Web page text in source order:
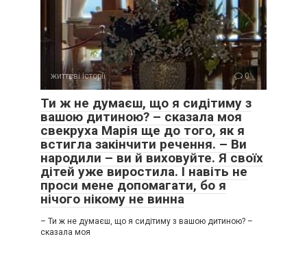
життєві історії 0
Ти ж не думаєш, що я сидітиму з
вашою дитиною? – сказала моя
свекруха Марія ще до того, як я
встигла закінчити речення. – Ви
народили – ви й виховуйте. Я своїх
дітей уже виростила. І навіть не
проси мене допомагати, бо я
нічого нікому не винна
– Ти ж не думаєш, що я сидітиму з вашою дитиною? –
сказала моя